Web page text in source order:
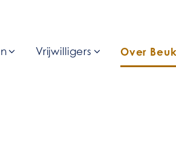
Vrijwilligers Over